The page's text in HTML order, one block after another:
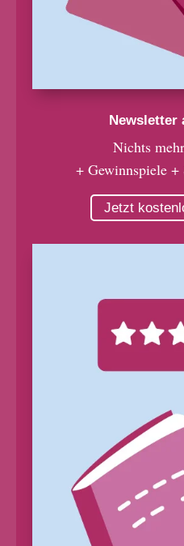
Newsletter
Nichts
+ Gewinnspiele +
Jetzt